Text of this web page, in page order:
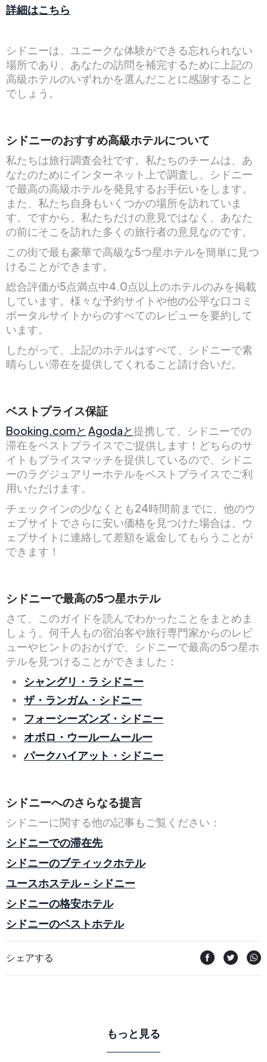
詳細はこちら
シドニーは、ユニークな体験ができる忘れられない
場所であり、あなたの訪問を補完するために上記の
高級ホテルのいずれかを選んだことに感謝すること
でしょう。
シドニーのおすすめ高級ホテルについて
私たちは旅行調査会社です。私たちのチームは、あ
なたのためにインターネット上で調査し、シドニー
で最高の高級ホテルを発見するお手伝いをします。
また、私たち自身もいくつかの場所を訪れていま
す。ですから、私たちだけの意見ではなく、あなた
の前にそこを訪れた多くの旅行者の意見なのです。
この街で最も豪華で高級な5つ星ホテルを簡単に見つ
けることができます。
総合評価が5点満点中4.0点以上のホテルのみを掲載
しています。様々な予約サイトや他の公平な口コミ
ポータルサイトからのすべてのレビューを要約して
います。
したがって、上記のホテルはすべて、シドニーで素
晴らしい滞在を提供してくれること請け合いだ。
ベストプライス保証
Booking.comと Agodaと提携して、シドニーでの
滞在をベストプライスでご提供します！どちらのサ
イトもプライスマッチを提供しているので、シドニ
ーのラグジュアリーホテルをベストプライスでご利
用いただけます。
チェックインの少なくとも24時間前までに、他のウ
ェブサイトでさらに安い価格を見つけた場合は、ウ
ェブサイトに連絡して差額を返金してもらうことが
できます！
シドニーで最高の5つ星ホテル
さて、このガイドを読んでわかったことをまとめま
しょう。何千人もの宿泊客や旅行専門家からのレビ
ューやヒントのおかげで、シドニーで最高の5つ星ホ
テルを見つけることができました：
シャングリ・ラ シドニー
ザ・ランガム・シドニー
フォーシーズンズ・シドニー
オボロ・ウールームールー
パークハイアット・シドニー
シドニーへのさらなる提言
シドニーに関する他の記事もご覧ください：
シドニーでの滞在先
シドニーのブティックホテル
ユースホステル – シドニー
シドニーの格安ホテル
シドニーのベストホテル
シェアする
もっと見る